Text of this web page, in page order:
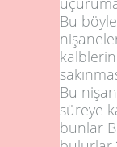
Bu
Bu
süreye
bunlar